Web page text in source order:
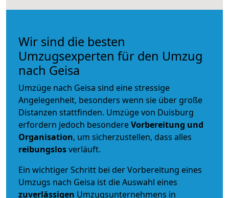
Wir sind die besten
Umzugsexperten für den Umzug
nach Geisa
Umzüge nach Geisa sind eine stressige
Angelegenheit, besonders wenn sie über große
Distanzen stattfinden. Umzüge von Duisburg
erfordern jedoch besondereVorbereitung und
Organisation, um sicherzustellen, dass alles
reibungslosverläuft.
Ein wichtiger Schritt bei der Vorbereitung eines
Umzugs nach Geisa ist die Auswahl eines
zuverlässigen Umzugsunternehmens in